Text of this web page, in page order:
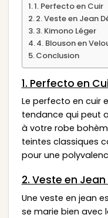
1. Perfecto en Cuir
2. Veste en Jean
3. Kimono Léger
4. Blouson en
Conclusion
1. Perfecto en
Le perfecto en cuir
tendance qui peut
à votre robe
teintes classiques
pour une
2. Veste en
Une veste en jean
se marie bien avec